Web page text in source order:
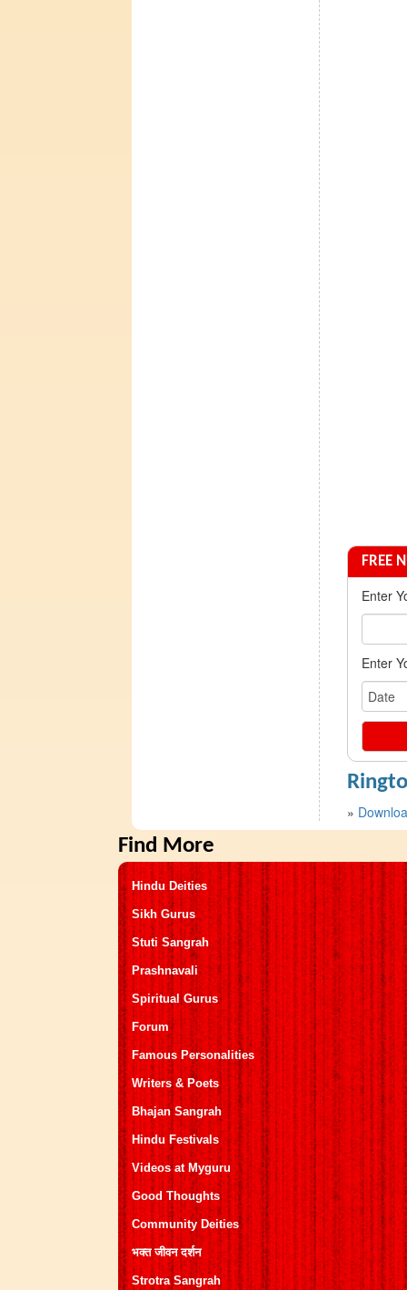
FREE
Enter
Enter
»
Find More
Hindu Deities
Sikh Gurus
Stuti Sangrah
Prashnavali
Spiritual Gurus
Forum
Famous Personalities
Writers & Poets
Bhajan Sangrah
Hindu Festivals
Videos at Myguru
Good Thoughts
Community Deities
भक्त जीवन दर्शन
Strotra Sangrah